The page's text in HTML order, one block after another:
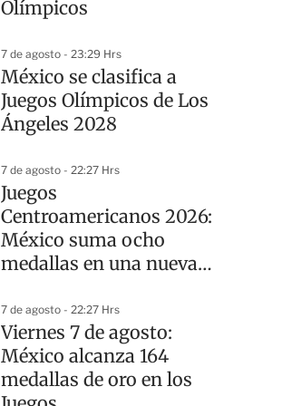
Olímpicos
7 de agosto - 23:29 Hrs
México se clasifica a
Juegos Olímpicos de Los
Ángeles 2028
7 de agosto - 22:27 Hrs
Juegos
Centroamericanos 2026:
México suma ocho
medallas en una nueva
7 de agosto - 22:27 Hrs
Viernes 7 de agosto:
México alcanza 164
medallas de oro en los